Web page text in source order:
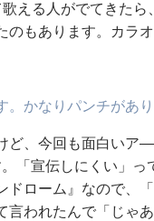
える人がでてきたら
のもあります。カラ
かなりパンチがあ
、今回も面白いア
「宣伝しにくい」
ドローム』なので、
言われたんで「じゃ